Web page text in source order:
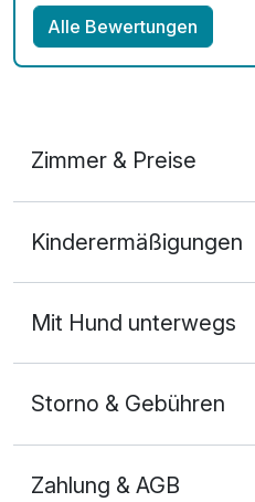
Alle Bewertungen
Zimmer & Preise
2 Erwachsene und 1 Kind
Kinderermäßigungen
Mit Hund unterwegs
Storno & Gebühren
Zahlung & AGB